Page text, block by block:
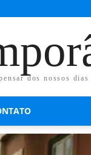
dos nossos dias